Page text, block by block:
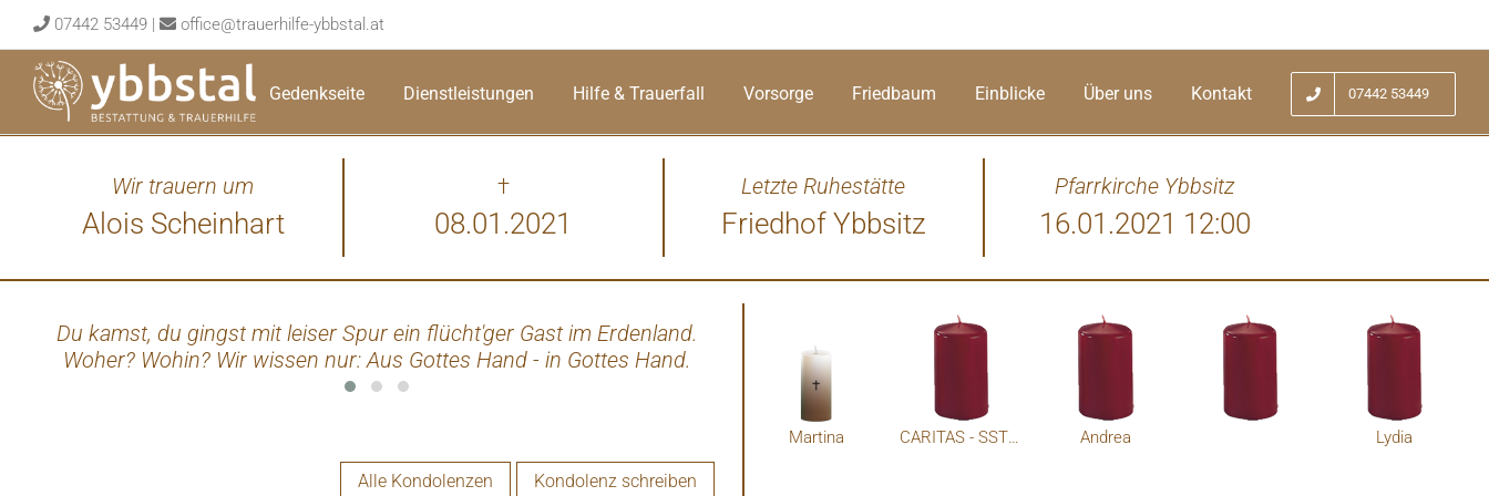
to
content
07442 53449 | office@trauerhilfe-ybbstal.at
Gedenkseite Dienstleistungen Hilfe & Trauerfall Vorsorge Friedbaum Einblicke Über uns Kontakt 07442 53449
Wir trauern um
Alois Scheinhart
†
08.01.2021
Letzte Ruhestätte
Friedhof Ybbsitz
Pfarrkirche Ybbsitz
16.01.2021 12:00
Du kamst, du gingst mit leiser Spur ein flücht'ger Gast im Erdenland.
Woher? Wohin? Wir wissen nur: Aus Gottes Hand - in Gottes Hand.
Du kamst, du gingst mit leiser Spur ein flücht'ger Gast im Erdenland.
Woher? Wohin? Wir wissen nur: Aus Gottes Hand - in Gottes Hand.
Du
Alle Kondolenzen Kondolenz schreiben
Martina CARITAS - SST Ybbsitz Andrea Lydia